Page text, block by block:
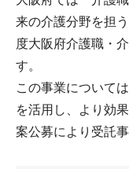
来の介護分野を担
度大阪府介護職・
す。
この事業について
を活用し、より効
案公募により受託